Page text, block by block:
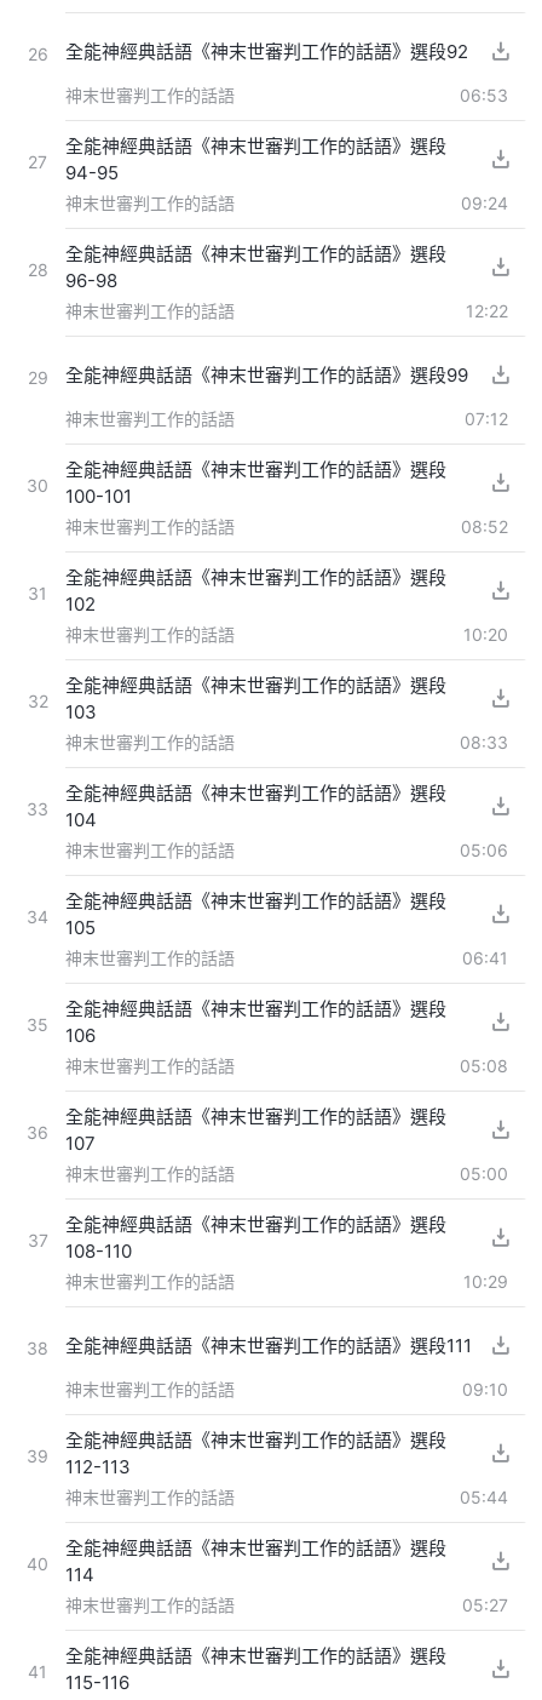
26 全能神經典話語《神末世審判工作的話語》選段92
神末世審判工作的話語 06:53
27
全能神經典話語《神末世審判工作的話語》選段
94-95
神末世審判工作的話語 09:24
28
全能神經典話語《神末世審判工作的話語》選段
96-98
神末世審判工作的話語 12:22
29 全能神經典話語《神末世審判工作的話語》選段99
神末世審判工作的話語 07:12
30
全能神經典話語《神末世審判工作的話語》選段
100-101
神末世審判工作的話語 08:52
31
全能神經典話語《神末世審判工作的話語》選段
102
神末世審判工作的話語 10:20
32
全能神經典話語《神末世審判工作的話語》選段
103
神末世審判工作的話語 08:33
33
全能神經典話語《神末世審判工作的話語》選段
104
神末世審判工作的話語 05:06
34
全能神經典話語《神末世審判工作的話語》選段
105
神末世審判工作的話語 06:41
35
全能神經典話語《神末世審判工作的話語》選段
106
神末世審判工作的話語 05:08
36
全能神經典話語《神末世審判工作的話語》選段
107
神末世審判工作的話語 05:00
37
全能神經典話語《神末世審判工作的話語》選段
108-110
神末世審判工作的話語 10:29
38 全能神經典話語《神末世審判工作的話語》選段111
神末世審判工作的話語 09:10
39
全能神經典話語《神末世審判工作的話語》選段
112-113
神末世審判工作的話語 05:44
40
全能神經典話語《神末世審判工作的話語》選段
114
神末世審判工作的話語 05:27
41
全能神經典話語《神末世審判工作的話語》選段
115-116